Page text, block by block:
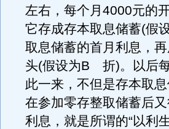
左右，每个月4000元的
它存成存本取息储蓄(假
取息储蓄的首月利息，
头(假设为B 折)。以后
此一来，不但是存本取
在参加零存整取储蓄后
利息，就是所谓的“以利